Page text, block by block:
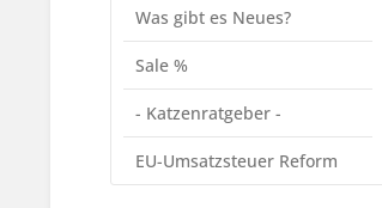
Was gibt es Neues?
Sale %
- Katzenratgeber -
EU-Umsatzsteuer Reform